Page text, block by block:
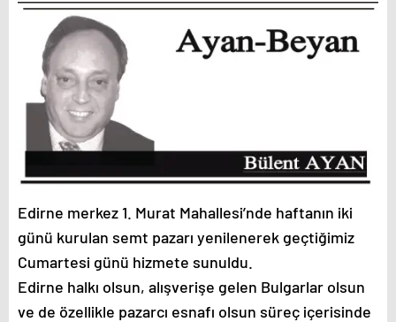
Edirne merkez 1. Murat Mahallesi’nde haftanın iki
günü kurulan semt pazarı yenilenerek geçtiğimiz
Cumartesi günü hizmete sunuldu.
Edirne halkı olsun, alışverişe gelen Bulgarlar olsun
ve de özellikle pazarcı esnafı olsun süreç içerisinde